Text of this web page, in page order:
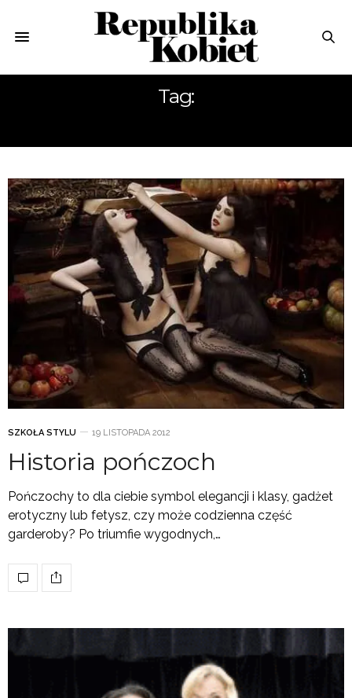
Tag:
SZKOŁA STYLU 19 LISTOPADA 2012
Historia pończoch
Pończochy to dla ciebie symbol elegancji i klasy, gadżet
erotyczny lub fetysz, czy może codzienna część
garderoby? Po triumfie wygodnych,…